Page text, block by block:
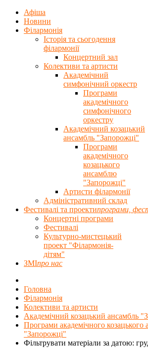
Афіша
Новини
Філармонія
Історія та сьогодення
філармонії
Концертний зал
Колективи та артисти
Академічний
симфонічний оркестр
Програми
академічного
симфонічного
оркестру
Академічний козацький
ансамбль "Запорожці"
Програми
академічного
козацького
ансамблю
"Запорожці"
Артисти філармонії
Адміністративний склад
Фестивалі та проектипрограми,
Концертнi програми
Фестивалі
Культурно-мистецький
проект "Філармонія-
дітям"
ЗМІпро нас
Головна
Філармонія
Колективи та артисти
Академічний козацький ансамбль
Програми академічного козацького
"Запорожці"
Фільтрувати матеріали за датою: